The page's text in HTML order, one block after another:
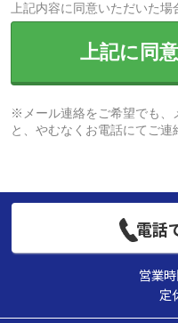
上記内容に同意いただいた場
上記に同
※メール連絡をご希望でも、
と、やむなくお電話にてご連
電話
営業
定